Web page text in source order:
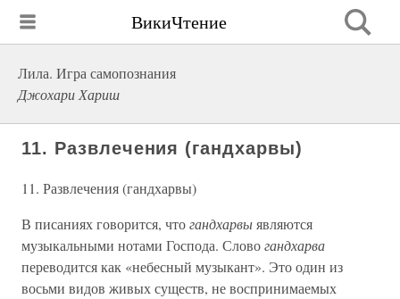
ВикиЧтение
Лила. Игра самопознания
Джохари Хариш
11. Развлечения (гандхарвы)
11. Развлечения (гандхарвы)
В писаниях говорится, чтогандхарвыявляются
музыкальными нотами Господа. Словогандхарва
переводится как «небесный музыкант». Это один из
восьми видов живых существ, не воспринимаемых